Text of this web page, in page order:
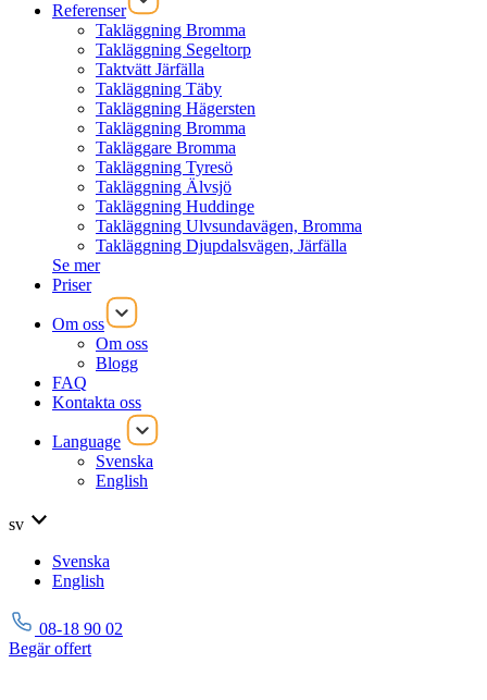
Referenser
Takläggning Bromma
Takläggning Segeltorp
Taktvätt Järfälla
Takläggning Täby
Takläggning Hägersten
Takläggning Bromma
Takläggare Bromma
Takläggning Tyresö
Takläggning Älvsjö
Takläggning Huddinge
Takläggning Ulvsundavägen, Bromma
Takläggning Djupdalsvägen, Järfälla
Se mer
Priser
Om oss
Om oss
Blogg
FAQ
Kontakta oss
Language
Svenska
English
sv
Svenska
English
08-18 90 02
Begäroffert